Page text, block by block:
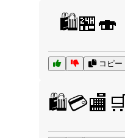
🛍️🏪🍣
コピー
🛍️💳🏬🛒